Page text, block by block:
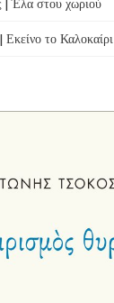
| Έλα στου χωριού
το Καλοκαίρι